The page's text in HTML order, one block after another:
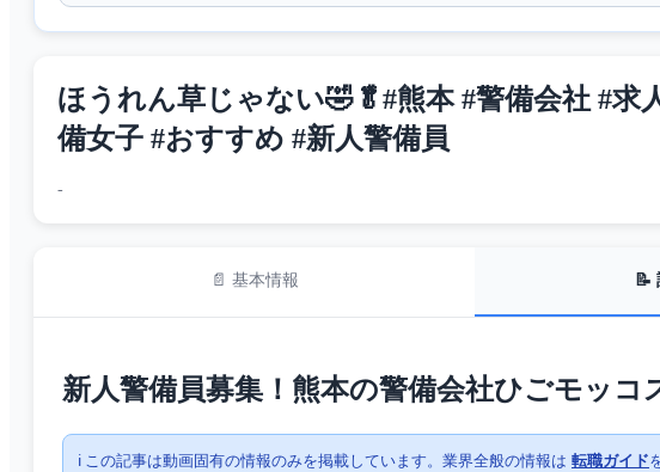
ほうれん草じゃない🤣🥬#熊本 #警備会社 #求
備女子 #おすすめ #新人警備員
-
📄 基本情報 📝
新人警備員募集！熊本の警備会社ひごモッ
ℹ️ この記事は動画固有の情報のみを掲載しています。業界全般の情報は 転職ガイド